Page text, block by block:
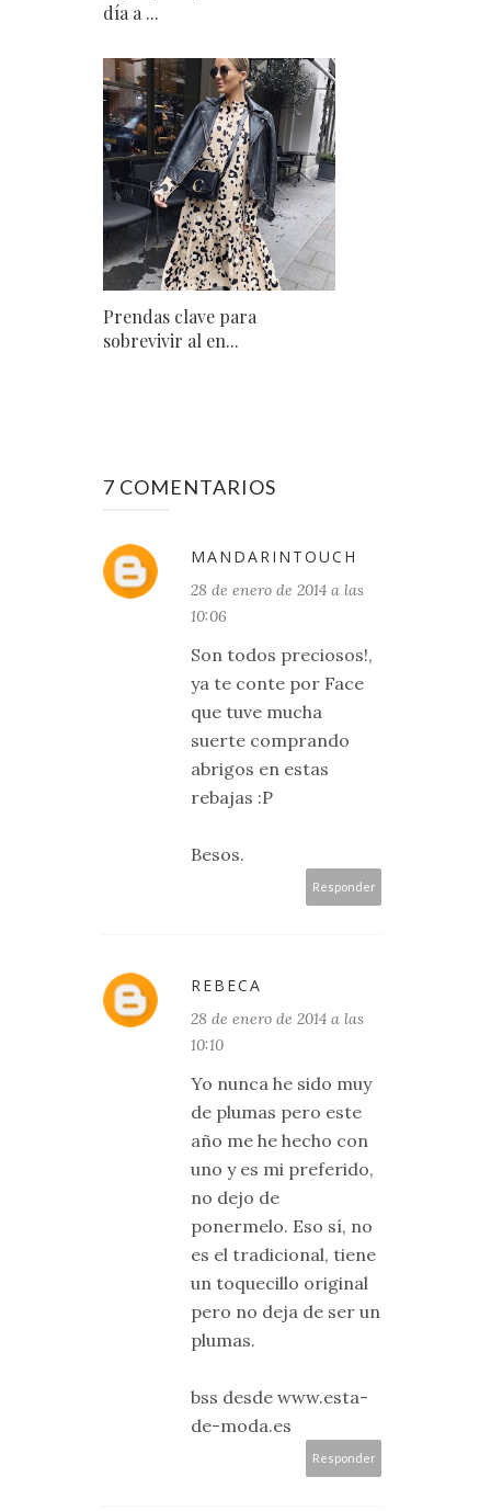
día a ...
Prendas clave para
sobrevivir al en...
7 COMENTARIOS
MANDARINTOUCH
28 de enero de 2014 a las
10:06
Son todos preciosos!,
ya te conte por Face
que tuve mucha
suerte comprando
abrigos en estas
rebajas :P
Besos.
Responder
REBECA
28 de enero de 2014 a las
10:10
Yo nunca he sido muy
de plumas pero este
año me he hecho con
uno y es mi preferido,
no dejo de
ponermelo. Eso sí, no
es el tradicional, tiene
un toquecillo original
pero no deja de ser un
plumas.
bss desde www.esta-
de-moda.es
Responder